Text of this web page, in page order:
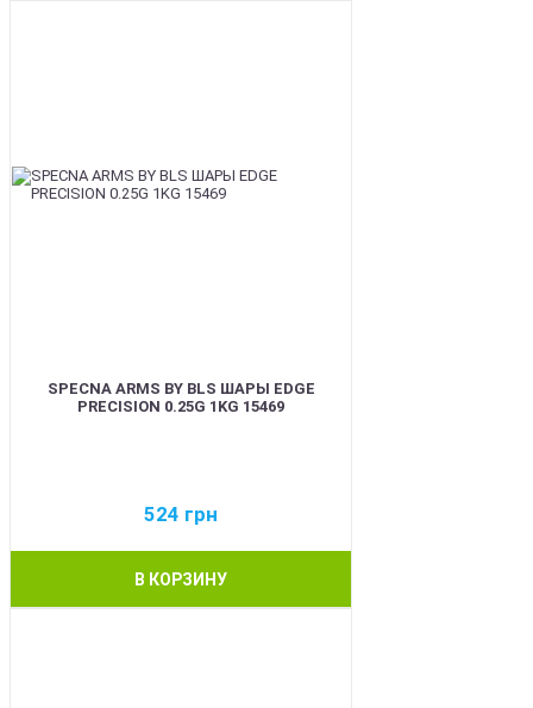
SPECNA ARMS BY BLS ШАРЫ EDGE
PRECISION 0.25G 1KG 15469
524 грн
В КОРЗИНУ